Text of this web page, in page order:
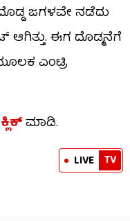
ಜಗಳವೇ ನಡೆದು
ಈಗ ದೊಡ್ಮನೆಗೆ
ಎಂಟ್ರಿ
ಕ್ಲಿಕ್​ಮಾಡಿ.
LIVE TV